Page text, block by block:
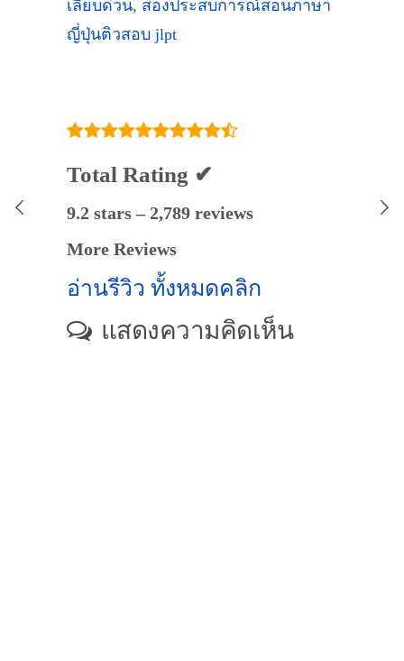
เลียบด่วน, ส่องประสบการณ์สอนภาษา
ญี่ปุ่นติวสอบ jlpt
Total Rating ✔
9.2 stars – 2,789 reviews
More Reviews
อ่านรีวิว ทั้งหมดคลิก
แสดงความคิดเห็น